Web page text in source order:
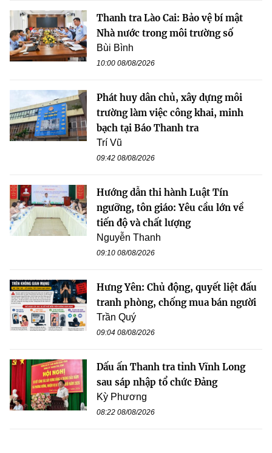
Thanh tra Lào Cai: Bảo vệ bí mật
Nhà nước trong môi trường số
Bùi Bình
10:00 08/08/2026
Phát huy dân chủ, xây dựng môi
trường làm việc công khai, minh
bạch tại Báo Thanh tra
Trí Vũ
09:42 08/08/2026
Hướng dẫn thi hành Luật Tín
ngưỡng, tôn giáo: Yêu cầu lớn về
tiến độ và chất lượng
Nguyễn Thanh
09:10 08/08/2026
Hưng Yên: Chủ động, quyết liệt đấu
tranh phòng, chống mua bán người
Trần Quý
09:04 08/08/2026
Dấu ấn Thanh tra tỉnh Vĩnh Long
sau sáp nhập tổ chức Đảng
Kỳ Phương
08:22 08/08/2026